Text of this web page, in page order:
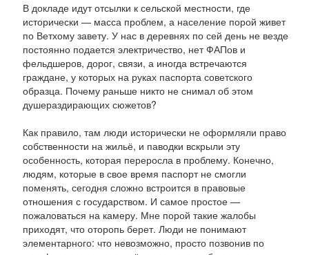
В докладе идут отсылки к сельской местности, где
исторически — масса проблем, а население порой живет
по Ветхому завету. У нас в деревнях по сей день не везде
постоянно подается электричество, нет ФАПов и
фельдшеров, дорог, связи, а иногда встречаются
граждане, у которых на руках паспорта советского
образца. Почему раньше никто не снимал об этом
душераздирающих сюжетов?
Как правило, там люди исторически не оформляли право
собственности на жильё, и паводки вскрыли эту
особенность, которая переросла в проблему. Конечно,
людям, которые в свое время паспорт не смогли
поменять, сегодня сложно встроится в правовые
отношения с государством. И самое простое —
пожаловаться на камеру. Мне порой такие жалобы
приходят, что оторопь берет. Люди не понимают
элементарного: что невозможно, просто позвонив по